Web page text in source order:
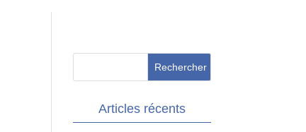
Articles récents